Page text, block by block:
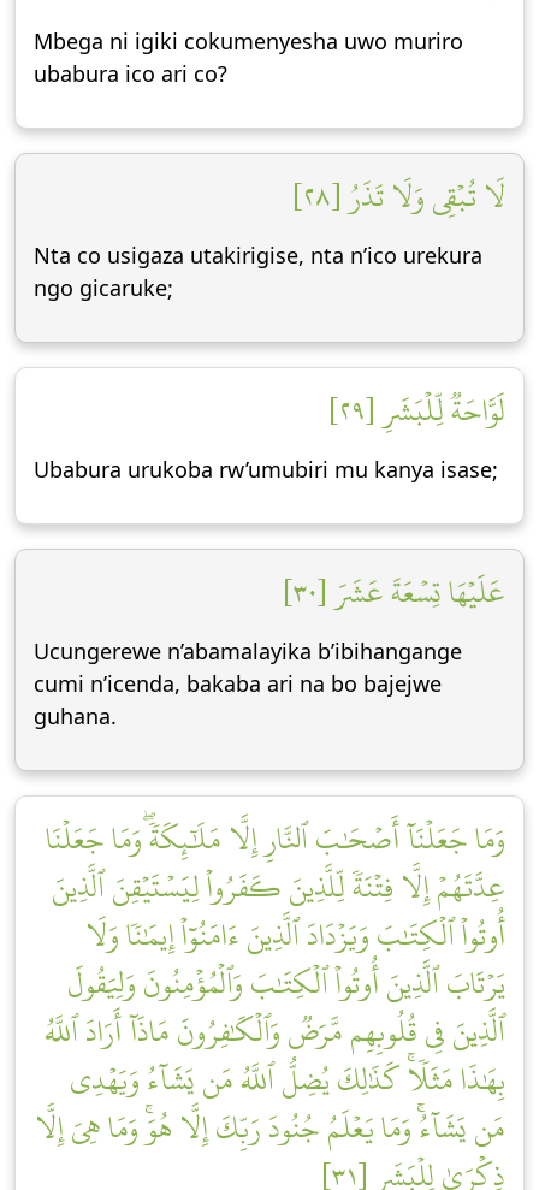
Mbega ni igiki cokumenyesha uwo muriro
ubabura ico ari co?
لَا تُبۡقِي وَلَا تَذَرُ [٢٨]
Nta co usigaza utakirigise, nta n’ico urekura
ngo gicaruke;
لَوَّاحَةٞ لِّلۡبَشَرِ [٢٩]
Ubabura urukoba rw’umubiri mu kanya isase;
عَلَيۡهَا تِسۡعَةَ عَشَرَ [٣٠]
Ucungerewe n’abamalayika b’ibihangange
cumi n’icenda, bakaba ari na bo bajejwe
guhana.
وَمَا جَعَلۡنَآ أَصۡحَٰبَ ٱلنَّارِ إِلَّا مَلَٰٓئِكَةٗۖ وَمَا جَعَلۡنَا
عِدَّتَهُمۡ إِلَّا فِتۡنَةٗ لِّلَّذِينَ كَفَرُواْ لِيَسۡتَيۡقِنَ ٱلَّذِينَ
أُوتُواْ ٱلۡكِتَٰبَ وَيَزۡدَادَ ٱلَّذِينَ ءَامَنُوٓاْ إِيمَٰنٗا وَلَا
يَرۡتَابَ ٱلَّذِينَ أُوتُواْ ٱلۡكِتَٰبَ وَٱلۡمُؤۡمِنُونَ وَلِيَقُولَ
ٱلَّذِينَ فِي قُلُوبِهِم مَّرَضٞ وَٱلۡكَٰفِرُونَ مَاذَآ أَرَادَ ٱللَّهُ
بِهَٰذَا مَثَلٗاۚ كَذَٰلِكَ يُضِلُّ ٱللَّهُ مَن يَشَآءُ وَيَهۡدِي
مَن يَشَآءُۚ وَمَا يَعۡلَمُ جُنُودَ رَبِّكَ إِلَّا هُوَۚ وَمَا هِيَ إِلَّا
ذِكۡرَىٰ لِلۡبَشَرِ [٣١]